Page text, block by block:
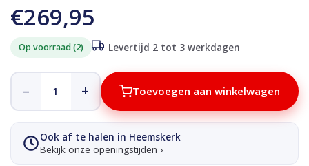
€269,95
Op voorraad (2) Levertijd 2 tot 3 werkdagen
– + Toevoegen aan winkelwagen
Ook af te halen in Heemskerk
Bekijk onze openingstijden ›